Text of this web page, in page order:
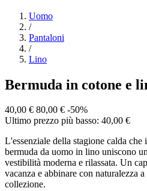
Uomo
/
Pantaloni
/
Lino
Bermuda in cotone e
40,00 € 80,00 € -50%
Ultimo prezzo più basso: 40,00 €
L'essenziale della stagione calda
bermuda da uomo in lino uniscono
vestibilità moderna e rilassata. Un
vacanza e abbinare con naturalezza
collezione.